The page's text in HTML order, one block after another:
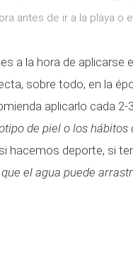
antes de ir a la playa o
a la hora de aplicarse
sobre todo, en la
aplicarlo cada 2-
de piel o los hábitos
hacemos deporte, si
que el agua puede